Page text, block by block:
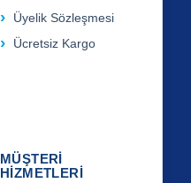
Üyelik Sözleşmesi
Ücretsiz Kargo
MÜŞTERİ
HİZMETLERİ